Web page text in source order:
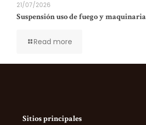
21/07/2026
Suspensión uso de fuego y maquinaria
Read more
Sitios principales